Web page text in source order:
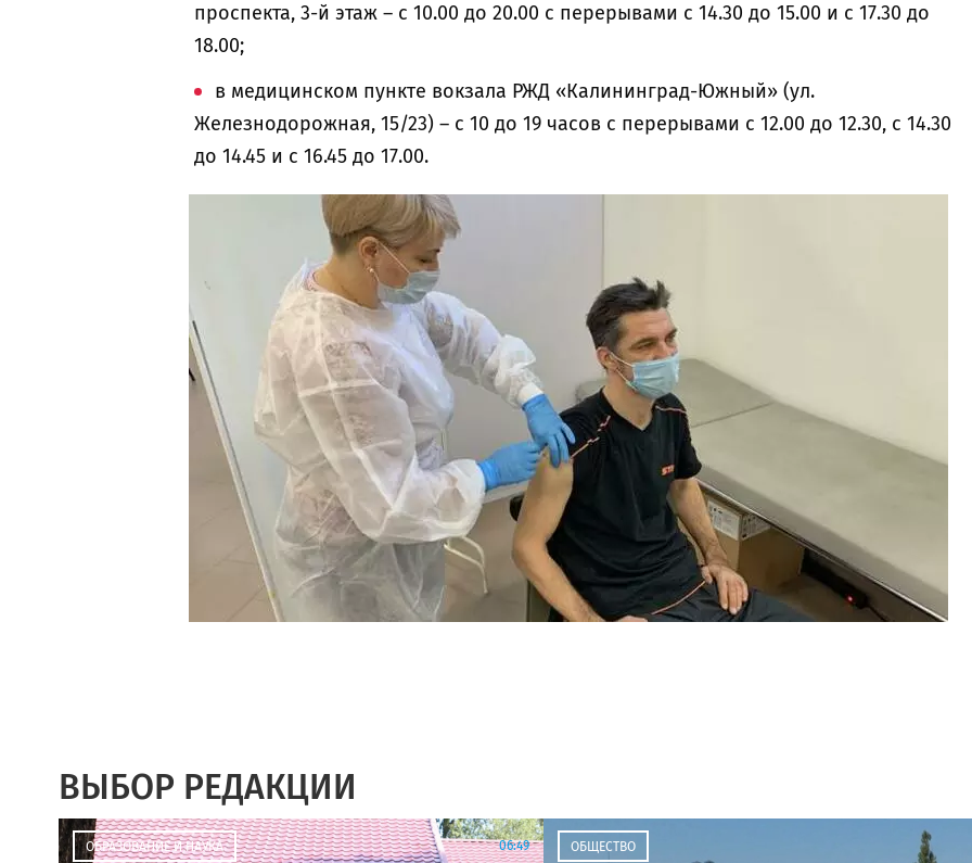
проспекта, 3-й этаж – с 10.00 до 20.00 с перерывами с 14.30 до 15.00 и с 17.30 до
18.00;
в медицинском пункте вокзала РЖД «Калининград-Южный» (ул.
Железнодорожная, 15/23) – с 10 до 19 часов с перерывами с 12.00 до 12.30, с 14.30
до 14.45 и с 16.45 до 17.00.
ВЫБОР РЕДАКЦИИ
ОБРАЗОВАНИЕ И НАУКА 06:49 ОБЩЕСТВО